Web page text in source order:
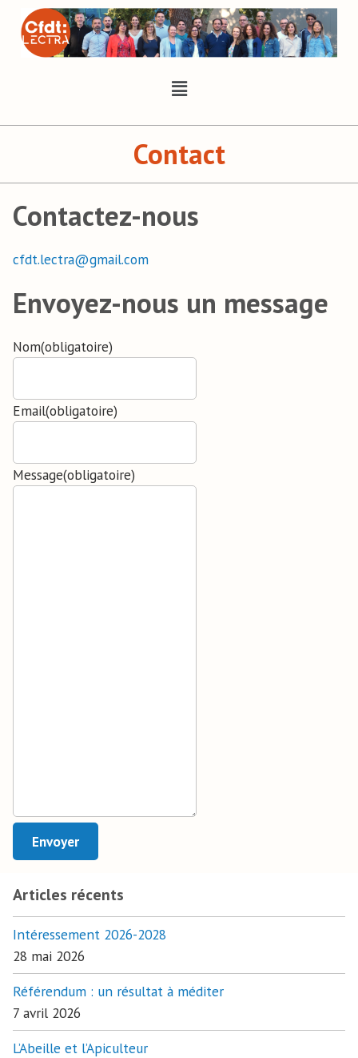
Contact
Contactez-nous
cfdt.lectra@gmail.com
Envoyez-nous un message
Nom(obligatoire)
Email(obligatoire)
Message(obligatoire)
Envoyer
Articles récents
Intéressement 2026-2028
28 mai 2026
Référendum : un résultat à méditer
7 avril 2026
L’Abeille et l’Apiculteur